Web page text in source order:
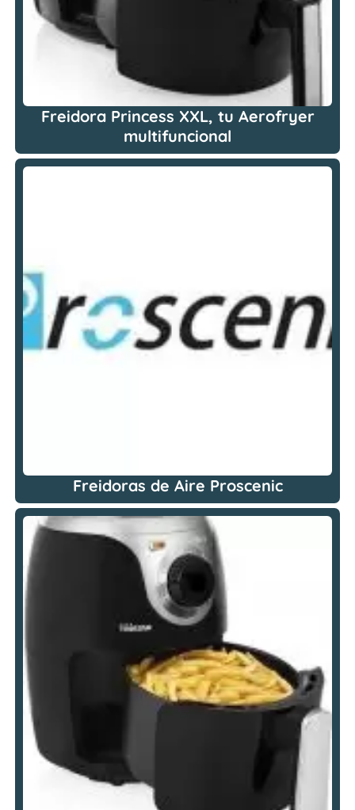
Freidora Princess XXL, tu Aerofryer
multifuncional
Freidoras de Aire Proscenic